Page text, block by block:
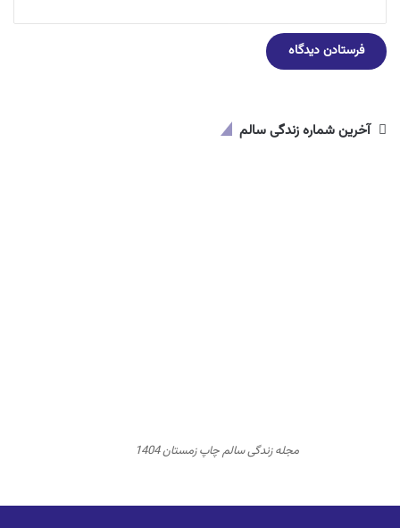
آخرین شماره زندگی سالم
مجله زندگی سالم چاپ زمستان 1404